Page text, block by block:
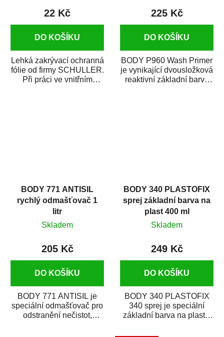
22 Kč
DO KOŠÍKU
Lehká zakrývací ochranná
fólie od firmy SCHULLER.
Při práci ve vnitřním
225 Kč
DO KOŠÍKU
BODY P960 Wash Primer
je vynikající dvousložková
reaktivní základní barva
BODY 771 ANTISIL
rychlý odmašťovač 1
litr
Skladem
205 Kč
DO KOŠÍKU
BODY 771 ANTISIL je
speciální odmašťovač pro
odstranění nečistot,
BODY 340 PLASTOFIX
sprej základní barva na
plast 400 ml
Skladem
249 Kč
DO KOŠÍKU
BODY 340 PLASTOFIX
340 sprej je speciální
základní barva na plasty,
vrchních...